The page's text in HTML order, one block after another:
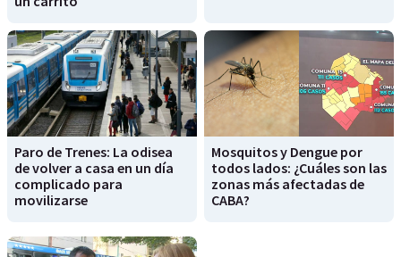
Paro de Trenes: La odisea
de volver a casa en un día
complicado para
movilizarse
Mosquitos y Dengue por
todos lados: ¿Cuáles son las
zonas más afectadas de
CABA?